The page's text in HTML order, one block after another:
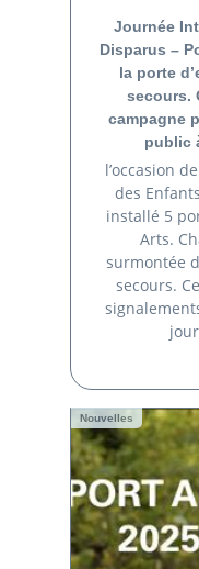
Journée
Disparus –
la porte
secours.
campagne
public
l’occasion
des
installé 5
Arts.
surmontée
secours.
Nouvelles